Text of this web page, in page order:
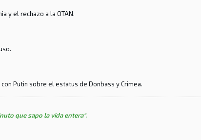
y el rechazo a la OTAN.
Putin sobre el estatus de Donbass y Crimea.
que sapo la vida entera".